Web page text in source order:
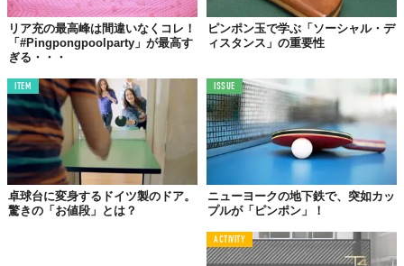
リア充の最高峰は間違いなくコレ！
「#Pingpongpoolparty」が最高す
ぎる・・・
ピンポン玉で学ぶ「ソーシャル・デ
ィスタンス」の重要性
ITEM
卓球台に変身するドイツ製のドア。
驚きの「お値段」とは？
ISSUE
ニューヨークの地下鉄で、突如カッ
プルが「ピンポン」！
ACTIVITY